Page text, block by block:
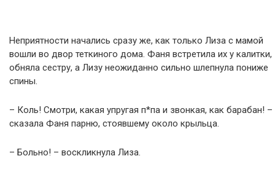
Неприятности начались сразу же, как только Лиза с мамой
вошли во двор теткиного дома. Фаня встретила их у калитки,
обняла сестру, а Лизу неожиданно сильно шлепнула пониже
спины.
– Коль! Смотри, какая упругая п*па и звонкая, как барабан! –
сказала Фаня парню, стоявшему около крыльца.
– Больно! – воскликнула Лиза.